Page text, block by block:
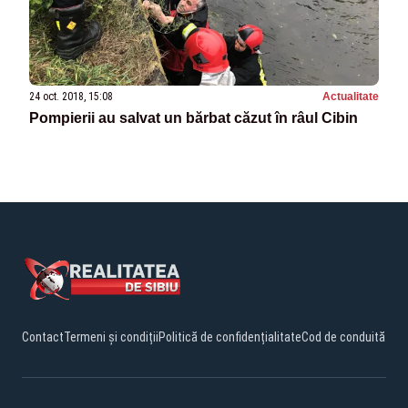
24 oct. 2018, 15:08 Actualitate
Pompierii au salvat un bărbat căzut în râul Cibin
ContactTermeni și condițiiPolitică de confidențialitateCod de conduită